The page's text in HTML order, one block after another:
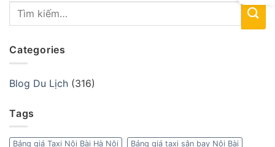
Categories
Blog Du Lịch (316)
Tags
Bảng giá Taxi Nội Bài Hà Nội
Bảng giá taxi sân bay Nội Bài